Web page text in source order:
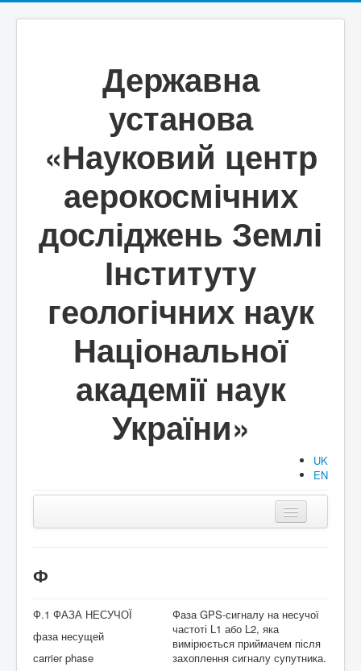
Державна
установа
«Науковий центр
аерокосмічних
досліджень Землі
Інституту
геологічних наук
Національної
академії наук
України»
UK
EN
Документи
Аспірантура/Докторантура
Ф
Ф.1 ФАЗА НЕСУЧОЇ
фаза несущей
сarrier phase
Фаза GPS-сигналу на несучої
частоті L1 або L2, яка
вимірюється приймачем після
захоплення сигналу супутника.